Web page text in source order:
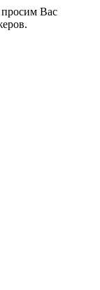
просим Вас